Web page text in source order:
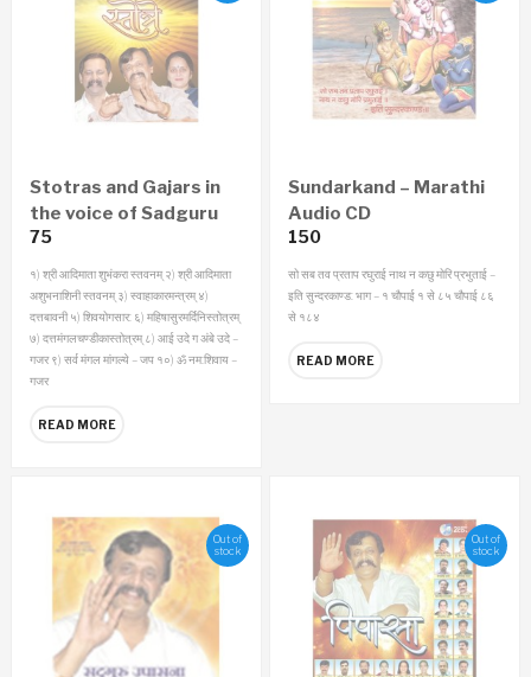
Stotras and Gajars in
the voice of Sadguru
Aniruddha Bapu,
Nandai, Suchitdada
75
१) श्री आदिमाता शुभंकरा स्तवनम्‌ २) श्री आदिमाता
अशुभनाशिनी स्तवनम्‌ ३) स्वाहाकारमन्त्रम्‌ ४)
दत्तबावनी ५) शिवयोगसार: ६) महिषासुरमर्दिनिस्तोत्रम्‌
७) दत्तमंगलचण्डीकास्तोत्रम्‌ ८) आई उदे ग अंबे उदे –
गजर९) सर्व मंगल मांगल्ये – जप १०) ॐ नम:शिवाय –
गजर
READ MORE
Sundarkand – Marathi
Audio CD
150
सो सब तव प्रताप रघुराईनाथ न कछु मोरि प्रभुताई –
इति सुन्दरकाण्ड:भाग – १ चौपाई १ से ८५ चौपाई ८६
से १८४
READ MORE
Out of
stock
Out of
stock